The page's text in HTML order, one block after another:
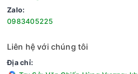
Zalo:
0983405225
Liên hệ với chúng tôi
Địa chỉ: